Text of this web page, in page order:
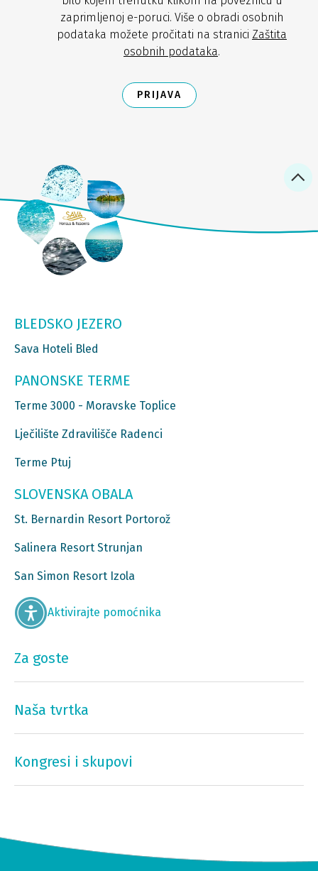
zaprimljenoj e-poruci. Više o obradi osobnih
podataka možete pročitati na stranici Zaštita
osobnih podataka.
PRIJAVA
BLEDSKO JEZERO
Sava Hoteli Bled
PANONSKE TERME
Terme 3000 - Moravske Toplice
Lječilište Zdravilišče Radenci
Terme Ptuj
SLOVENSKA OBALA
St. Bernardin Resort Portorož
Salinera Resort Strunjan
San Simon Resort Izola
Aktivirajte pomoćnika
Za goste
Naša tvrtka
Kongresi i skupovi